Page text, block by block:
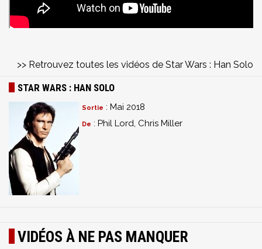
>> Retrouvez toutes les vidéos de Star Wars : Han Solo
STAR WARS : HAN SOLO
Sortie : Mai 2018
De : Phil Lord, Chris Miller
VIDÉOS À NE PAS MANQUER